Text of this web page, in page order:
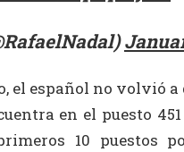
el español no volvió
en el puesto
10 puestos